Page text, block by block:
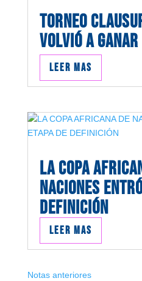
TORNEO
VOLVIÓ A
Leer mas
LA COPA
NACIONES
DEFINICIÓN
Leer mas
Notas anteriores